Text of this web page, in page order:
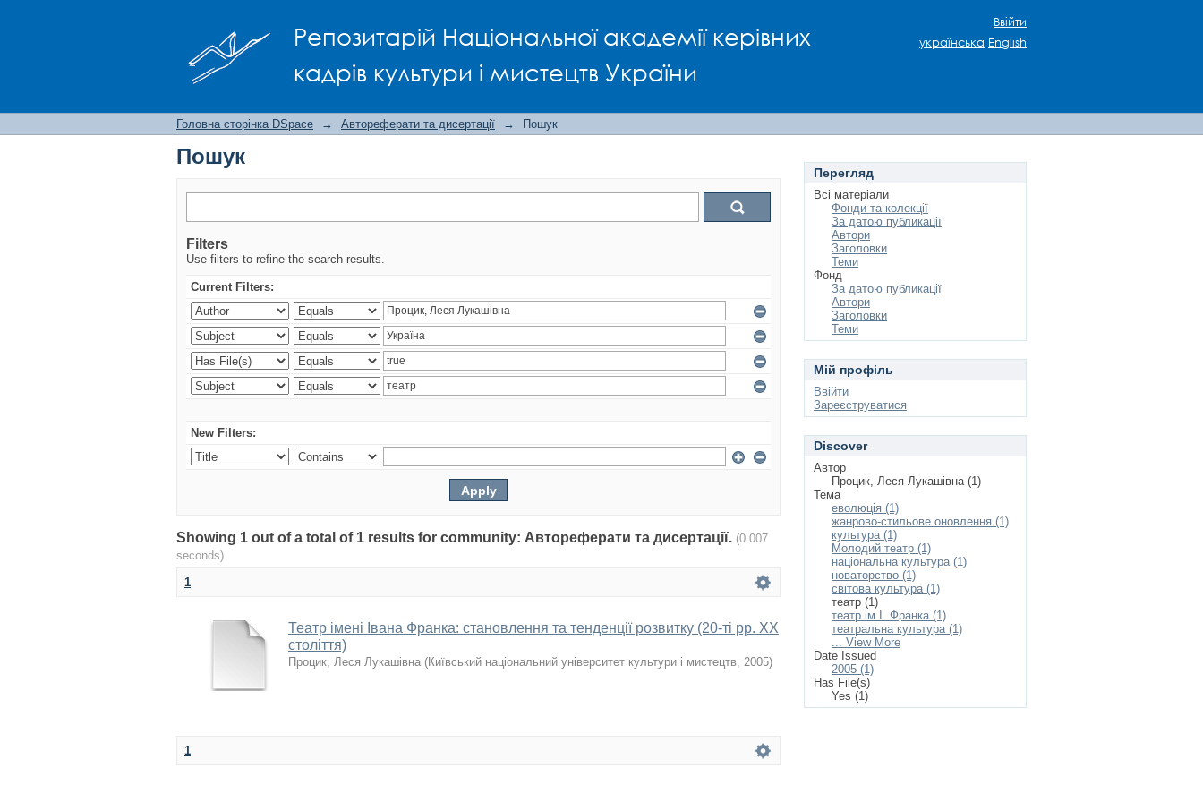
Репозитарій Національної академії керівних
кадрів культури і мистецтв України
Ввійти
українська English
Головна сторінка DSpace → Автореферати та дисертації → Пошук
Пошук
Filters
Use filters to refine the search results.
Current Filters:
New Filters:
Showing 1 out of a total of 1 results for community: Автореферати та дисертації. (0.007
seconds)
1
Театр імені Івана Франка: становлення та тенденції розвитку (20-ті рр. ХХ
століття)
Процик, Леся Лукашівна (Київський національний університет культури і мистецтв, 2005)
1
Перегляд
Всі матеріали
Фонди та колекції
За датою публикації
Автори
Заголовки
Теми
Фонд
За датою публикації
Автори
Заголовки
Теми
Мій профіль
Ввійти
Зареєструватися
Discover
Автор
Процик, Леся Лукашівна (1)
Тема
еволюція (1)
жанрово-стильове оновлення (1)
культура (1)
Молодий театр (1)
національна культура (1)
новаторство (1)
світова культура (1)
театр (1)
театр ім І. Франка (1)
театральна культура (1)
... View More
Date Issued
2005 (1)
Has File(s)
Yes (1)